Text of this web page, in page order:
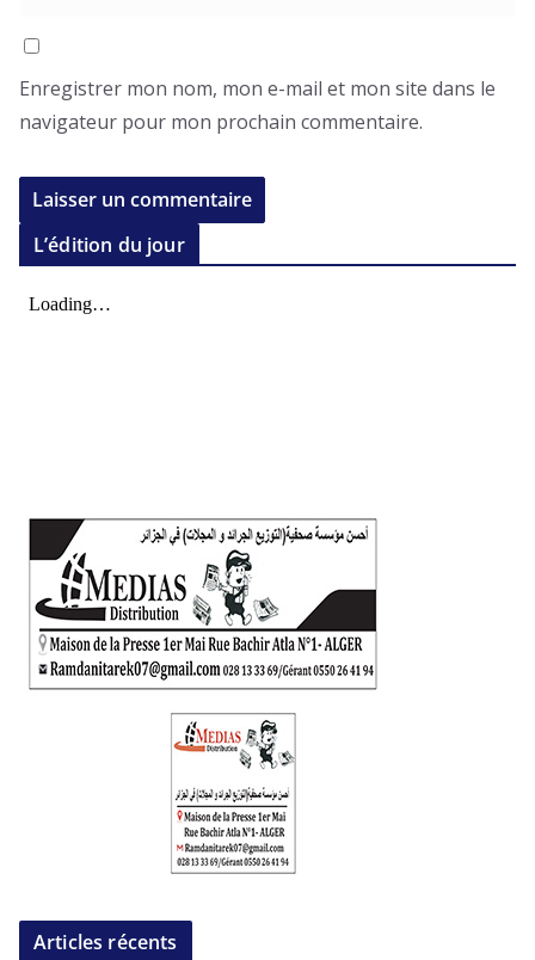
Enregistrer mon nom, mon e-mail et mon site dans le
navigateur pour mon prochain commentaire.
L’édition du jour
Articles récents